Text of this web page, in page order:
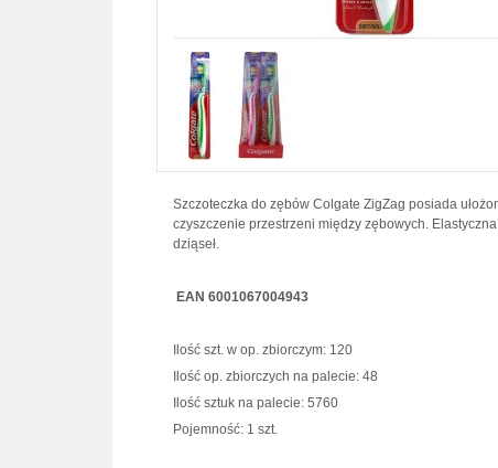
Szczoteczka do zębów Colgate ZigZag posiada
czyszczenie przestrzeni między zębowych.
dziąseł.
EAN 6001067004943
Ilość szt. w op. zbiorczym: 120
Ilość op. zbiorczych na palecie: 48
Ilość sztuk na palecie: 5760
Pojemność: 1 szt.